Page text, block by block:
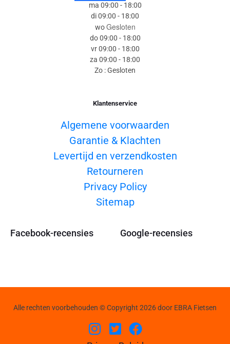
ma 09:00 - 18:00
di 09:00 - 18:00
woGesloten
do 09:00 - 18:00
vr 09:00 - 18:00
za 09:00 - 18:00
Zo : Gesloten
Klantenservice
Algemene voorwaarden
Garantie & Klachten
Levertijd en verzendkosten
Retourneren
Privacy Policy
Sitemap
Facebook-recensies Google-recensies
Alle rechten voorbehouden © Copyright 2026 door EBRA Fietsen